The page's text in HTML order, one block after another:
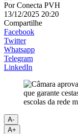
PorConecta PVH
13/12/2025 20:20
Compartilhe
Facebook
Twitter
Whatsapp
Telegram
LinkedIn
A-
A+